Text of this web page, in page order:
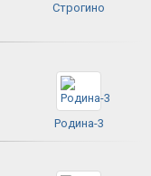
Строгино
Родина-3